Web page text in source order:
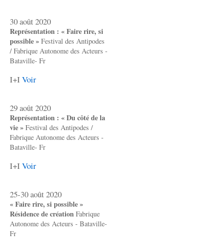
30 août 2020
Représentation : « Faire rire, si
possible » Festival des Antipodes
/ Fabrique Autonome des Acteurs -
Bataville- Fr
I+I Voir
29 août 2020
Représentation : « Du côté de la
vie » Festival des Antipodes /
Fabrique Autonome des Acteurs -
Bataville- Fr
I+I Voir
25-30 août 2020
« Faire rire, si possible »
Résidence de création Fabrique
Autonome des Acteurs - Bataville-
Fr